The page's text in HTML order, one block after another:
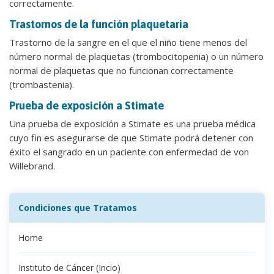
correctamente.
Trastornos de la función plaquetaria
Trastorno de la sangre en el que el niño tiene menos del
número normal de plaquetas (trombocitopenia) o un número
normal de plaquetas que no funcionan correctamente
(trombastenia).
Prueba de exposición a Stimate
Una prueba de exposición a Stimate es una prueba médica
cuyo fin es asegurarse de que Stimate podrá detener con
éxito el sangrado en un paciente con enfermedad de von
Willebrand.
Condiciones que Tratamos
Home
Instituto de Cáncer (Incio)